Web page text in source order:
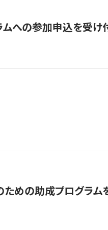
の参加申込を受け
めの助成プログラム